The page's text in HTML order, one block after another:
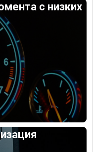
с низких